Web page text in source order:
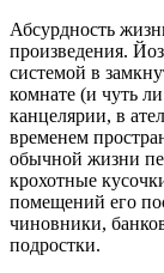
Абсурдность
произведения.
системой в
комнате (и чуть
канцелярии, в
временем
обычной жизни
крохотные
помещений его
чиновники,
подростки.